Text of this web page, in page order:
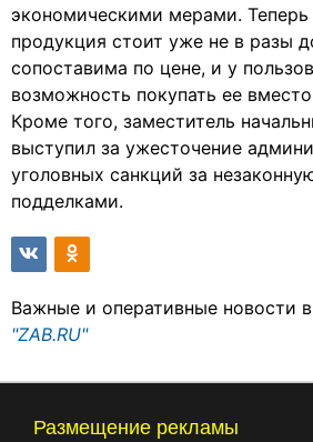
экономическими мерами. Теперь
продукция стоит уже не в разы
сопоставима по цене, и у
возможность покупать ее
Кроме того, заместитель
выступил за ужесточение
уголовных санкций за
подделками.
Важные и оперативные новости
"ZAB.RU"
Размещение рекламы